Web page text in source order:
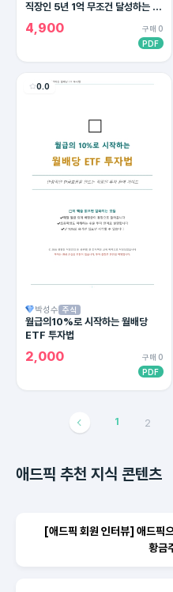
직장인 5년 1억 무조건 달성하는 4
대 통장 세팅법 (2026 최신판)
4,900
구매 0
PDF
0.0
박성수 주식
월급의10%로 시작하는 월배당
ETF 투자법
2,000
구매 0
PDF
1 2
애드픽 추천 지식 콘텐츠
[애드픽 회원 인터뷰] 애드픽
황금